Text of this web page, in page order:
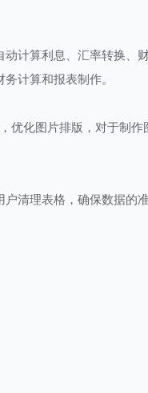
计算利息、汇率转换、
计算和报表制作。
优化图片排版，对于制作
清理表格，确保数据的